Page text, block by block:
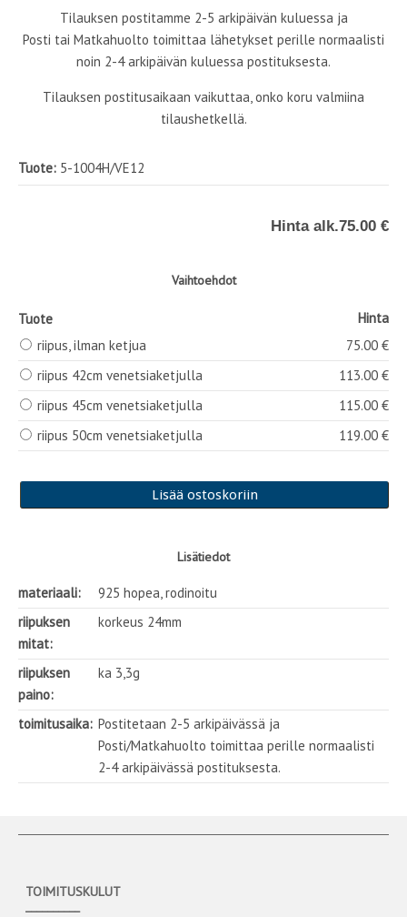
Tilauksen postitamme 2-5 arkipäivän kuluessa ja
Posti tai Matkahuolto toimittaa lähetykset perille normaalisti
noin 2-4 arkipäivän kuluessa postituksesta.
Tilauksen postitusaikaan vaikuttaa, onko koru valmiina
tilaushetkellä.
Tuote: 5-1004H/VE12
Hinta alk.75.00 €
Vaihtoehdot
Tuote
Hinta
riipus, ilman ketjua
75.00 €
riipus 42cm venetsiaketjulla
113.00 €
riipus 45cm venetsiaketjulla
115.00 €
riipus 50cm venetsiaketjulla
119.00 €
Lisätiedot
materiaali:
925 hopea, rodinoitu
riipuksen
mitat:
korkeus 24mm
riipuksen
paino:
ka 3,3g
toimitusaika: Postitetaan 2-5 arkipäivässä ja
Posti/Matkahuolto toimittaa perille normaalisti
2-4 arkipäivässä postituksesta.
TOIMITUSKULUT